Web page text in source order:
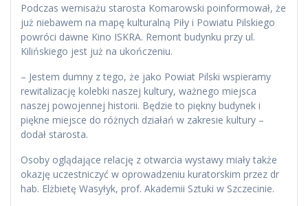
Podczas wernisażu starosta Komarowski poinformował, że
już niebawem na mapę kulturalną Piły i Powiatu Pilskiego
powróci dawne Kino ISKRA. Remont budynku przy ul.
Kilińskiego jest już na ukończeniu.
– Jestem dumny z tego, że jako Powiat Pilski wspieramy
rewitalizację kolebki naszej kultury, ważnego miejsca
naszej powojennej historii. Będzie to piękny budynek i
piękne miejsce do różnych działań w zakresie kultury –
dodał starosta.
Osoby oglądające relację z otwarcia wystawy miały także
okazję uczestniczyć w oprowadzeniu kuratorskim przez dr
hab. Elżbietę Wasyłyk, prof. Akademii Sztuki w Szczecinie.